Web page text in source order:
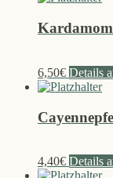
6,50€ Details
4,40€ Details